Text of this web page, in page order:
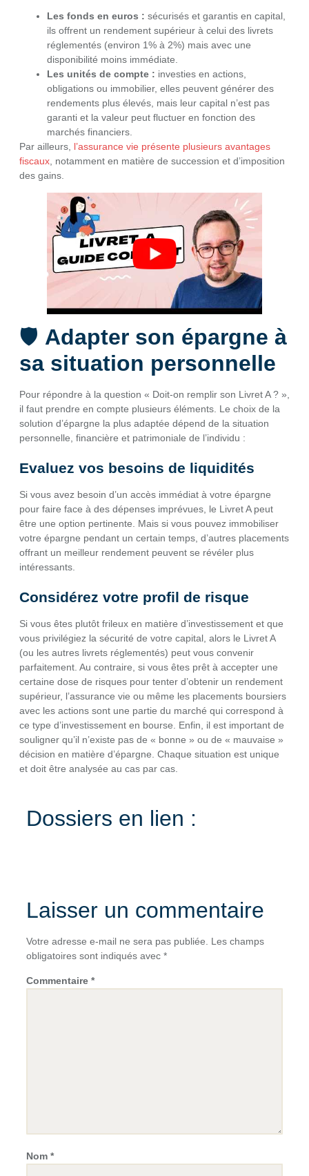
Les fonds en euros : sécurisés et garantis en capital,
ils offrent un rendement supérieur à celui des livrets
réglementés (environ 1% à 2%) mais avec une
disponibilité moins immédiate.
Les unités de compte : investies en actions,
obligations ou immobilier, elles peuvent générer des
rendements plus élevés, mais leur capital n’est pas
garanti et la valeur peut fluctuer en fonction des
marchés financiers.
Par ailleurs, l’assurance vie présente plusieurs avantages
fiscaux , notamment en matière de succession et d’imposition
des gains.
🛡️ Adapter son épargne à
sa situation personnelle
Pour répondre à la question « Doit-on remplir son Livret A ? »,
il faut prendre en compte plusieurs éléments. Le choix de la
solution d’épargne la plus adaptée dépend de la situation
personnelle, financière et patrimoniale de l’individu :
Evaluez vos besoins de liquidités
Si vous avez besoin d’un accès immédiat à votre épargne
pour faire face à des dépenses imprévues, le Livret A peut
être une option pertinente. Mais si vous pouvez immobiliser
votre épargne pendant un certain temps, d’autres placements
offrant un meilleur rendement peuvent se révéler plus
intéressants.
Considérez votre profil de risque
Si vous êtes plutôt frileux en matière d’investissement et que
vous privilégiez la sécurité de votre capital, alors le Livret A
(ou les autres livrets réglementés) peut vous convenir
parfaitement. Au contraire, si vous êtes prêt à accepter une
certaine dose de risques pour tenter d’obtenir un rendement
supérieur, l’assurance vie ou même les placements boursiers
avec les actions sont une partie du marché qui correspond à
ce type d’investissement en bourse. Enfin, il est important de
souligner qu’il n’existe pas de « bonne » ou de « mauvaise »
décision en matière d’épargne. Chaque situation est unique
et doit être analysée au cas par cas.
Dossiers en lien :
Laisser un commentaire
Votre adresse e-mail ne sera pas publiée.
Les champs
obligatoires sont indiqués avec *
Commentaire *
Nom *